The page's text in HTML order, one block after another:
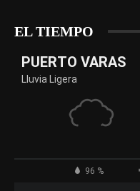
EL TIEMPO
PUERTO VARAS
Lluvia Ligera
96 %